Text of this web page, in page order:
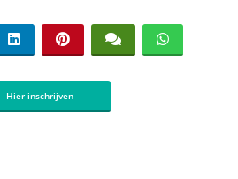
Hier inschrijven